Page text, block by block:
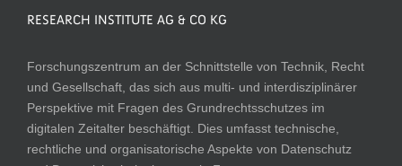
RESEARCH INSTITUTE AG & CO KG
Forschungszentrum an der Schnittstelle von Technik, Recht
und Gesellschaft, das sich aus multi- und interdisziplinärer
Perspektive mit Fragen des Grundrechtsschutzes im
digitalen Zeitalter beschäftigt. Dies umfasst technische,
rechtliche und organisatorische Aspekte von Datenschutz